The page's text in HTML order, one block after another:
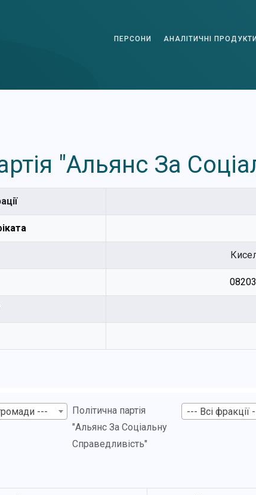
ПЕРСОНИ АНАЛІТИЧНІ ПРОДУКТИ
"Альянс За
---
Політична партія
"Альянс За Соціальну
Справедливість"
--- Всі фракції